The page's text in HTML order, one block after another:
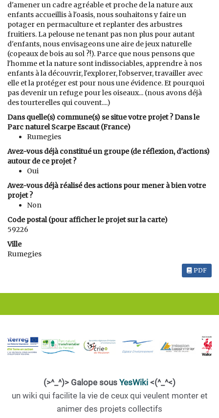
d'amener un cadre agréable et proche de la nature aux
enfants accueillis à l'oasis, nous souhaitons y faire un
potager en permaculture et replanter des arbustres
fruitiers. La pelouse ne tenant pas non plus pour autant
d'enfants, nous envisageons une aire de jeux naturelle
(copeaux de bois au sol ?!). Parce que nous pensons que
l'homme et la nature sont indissociables, apprendre à nos
enfants à la découvrir, l'explorer, l'observer, travailler avec
elle et la protéger est pour nous une évidence. Et pourquoi
pas devenir un refuge pour les oiseaux... (nous avons déjà
des tourterelles qui couvent....)
Dans quelle(s) commune(s) se situe votre projet ? Dans le
Parc naturel Scarpe Escaut (France)
Rumegies
Avez-vous déjà constitué un groupe (de réflexion, d'actions)
autour de ce projet ?
Oui
Avez-vous déjà réalisé des actions pour mener à bien votre
projet ?
Non
Code postal (pour afficher le projet sur la carte)
59226
Ville
Rumegies
PDF